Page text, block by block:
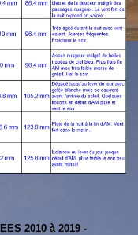
2010 à 2019 -